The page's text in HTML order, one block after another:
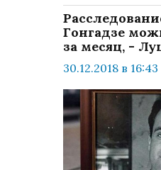
Гонгадзе
за месяц, -
30.12.2018 в 16:43
Политика